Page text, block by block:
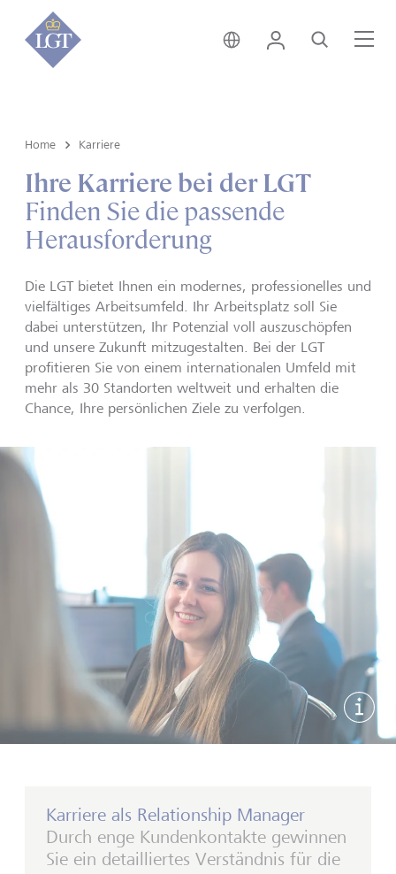
Global • Deutsch
Login Suche
Home Karriere
Ihre Karriere bei der LGT
Finden Sie die passende
Herausforderung
Die LGT bietet Ihnen ein modernes, professionelles und
vielfältiges Arbeitsumfeld. Ihr Arbeitsplatz soll Sie
dabei unterstützen, Ihr Potenzial voll auszuschöpfen
und unsere Zukunft mitzugestalten. Bei der LGT
profitieren Sie von einem internationalen Umfeld mit
mehr als 30 Standorten weltweit und erhalten die
Chance, Ihre persönlichen Ziele zu verfolgen.
Karriere als Relationship Manager
Durch enge Kundenkontakte gewinnen
Sie ein detailliertes Verständnis für die